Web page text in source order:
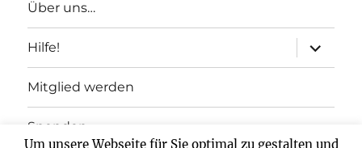
Über uns…
Hilfe!
anzeigen
Mitglied werden
Spenden
Um unsere Webseite für Sie optimal zu gestalten und